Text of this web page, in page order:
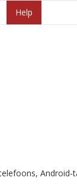
Help
Android-